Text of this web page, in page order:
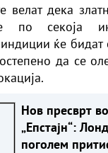
велат дека
по секоја
ќе бидат
да се
Нов пресврт
„Епстајн“:
поголем